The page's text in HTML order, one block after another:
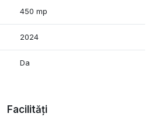
450 mp
2024
Da
Facilități